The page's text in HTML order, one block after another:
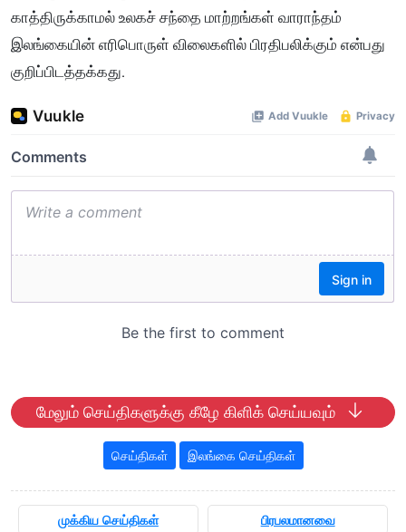
காத்திருக்காமல் உலகச் சந்தை மாற்றங்கள் வாராந்தம்
இலங்கையின் எரிபொருள் விலைகளில் பிரதிபலிக்கும் என்பது
குறிப்பிடத்தக்கது.
மேலும் செய்திகளுக்கு கீழே கிளிக் செய்யவும்
செய்திகள் இலங்கை செய்திகள்
முக்கிய செய்திகள் பிரபலமானவை